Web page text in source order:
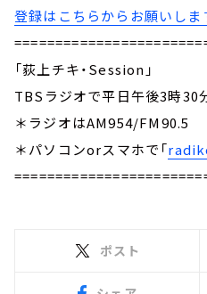
登録はこちらからお願いしま
「荻上チキ・Session」
TBSラジオで平日午後3時30
＊ラジオはAM954/FM90.5
＊パソコンorスマホで「
ポスト